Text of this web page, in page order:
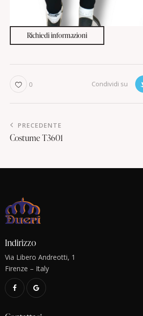
Richiedi informazioni
0
PRECEDENTE
Costume T3601
Indirizzo
Via Libero Andreotti, 1
Firenze – Italy